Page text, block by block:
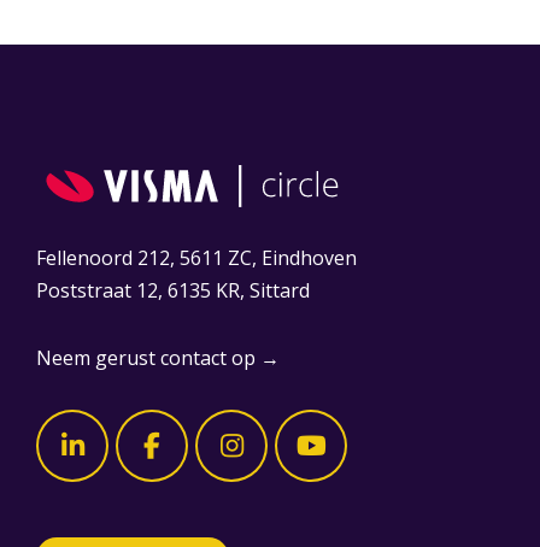
Fellenoord 212, 5611 ZC, Eindhoven
Poststraat 12, 6135 KR, Sittard
Neem gerust contact op →